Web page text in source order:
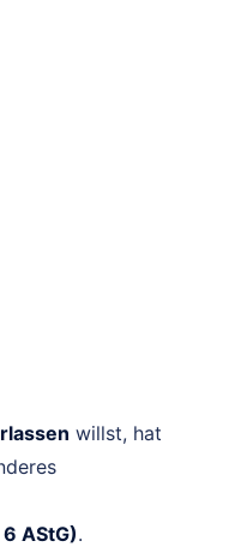
willst, hat
AStG).